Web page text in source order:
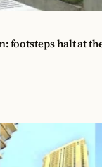
footsteps halt at